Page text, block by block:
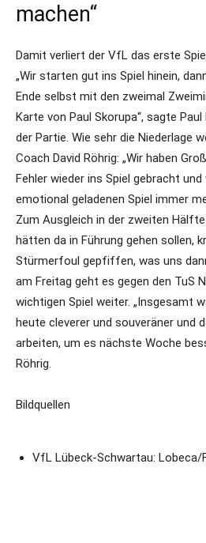
machen“
Damit verliert der VfL das erste
„Wir starten gut ins Spiel hinein,
Ende selbst mit den zweimal
Karte von Paul Skorupa“, sagte
der Partie. Wie sehr die Niederlage
Coach David Röhrig: „Wir haben
Fehler wieder ins Spiel gebracht
emotional geladenen Spiel immer
Zum Ausgleich in der zweiten
hätten da in Führung gehen sollen,
Stürmerfoul gepfiffen, was uns
am Freitag geht es gegen den TuS
wichtigen Spiel weiter. „Insgesamt
heute cleverer und souveräner und
arbeiten, um es nächste Woche
Röhrig.
Bildquellen
VfL Lübeck-Schwartau: Lobeca/